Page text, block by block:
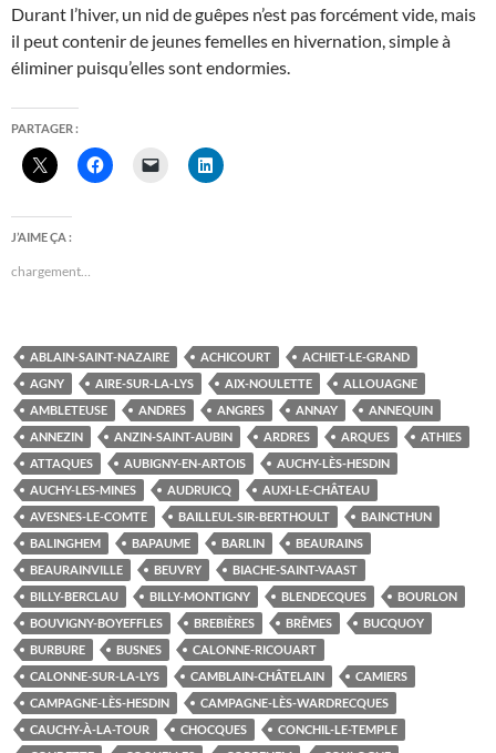
Durant l’hiver, un nid de guêpes n’est pas forcément vide, mais
il peut contenir de jeunes femelles en hivernation, simple à
éliminer puisqu’elles sont endormies.
PARTAGER :
J’AIME ÇA :
chargement…
ABLAIN-SAINT-NAZAIRE ACHICOURT
ACHIET-LE-GRAND
AGNY
AIRE-SUR-LA-LYS AIX-NOULETTE
ALLOUAGNE
AMBLETEUSE
ANDRES ANGRES ANNAY
ANNEQUIN
ANNEZIN
ANZIN-SAINT-AUBIN ARDRES ARQUES
ATHIES
ATTAQUES
AUBIGNY-EN-ARTOIS
AUCHY-LÈS-HESDIN
AUCHY-LES-MINES
AUDRUICQ
AUXI-LE-CHÂTEAU
AVESNES-LE-COMTE
BAILLEUL-SIR-BERTHOULT
BAINCTHUN
BALINGHEM
BAPAUME BARLIN
BEAURAINS
BEAURAINVILLE
BEUVRY
BIACHE-SAINT-VAAST
BILLY-BERCLAU
BILLY-MONTIGNY BLENDECQUES
BOURLON
BOUVIGNY-BOYEFFLES
BREBIÈRES BRÊMES
BUCQUOY
BURBURE
BUSNES
CALONNE-RICOUART
CALONNE-SUR-LA-LYS
CAMBLAIN-CHÂTELAIN
CAMIERS
CAMPAGNE-LÈS-HESDIN
CAMPAGNE-LÈS-WARDRECQUES
CAUCHY-À-LA-TOUR
CHOCQUES
CONCHIL-LE-TEMPLE